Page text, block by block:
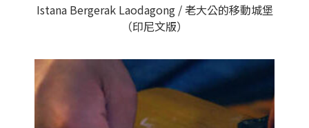
Istana Bergerak Laodagong / 老大公的移動城堡
（印尼文版）